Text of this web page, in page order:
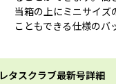
当箱の上にミニサイズ
こともできる仕様のバ
レタスクラブ最新号詳細